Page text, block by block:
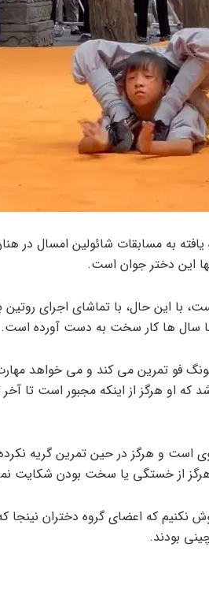
این دختر جوان است.
غیرعادی نیست، با این حال، با تماشای
با سال ها کار سخت به دست آورده است.
دختر 4 سال است که کونگ فو تمرین می کند و می
ستود و مدعی شد که او هرگز از اینکه مجبور
است و هرگز در حین تمرین گریه
نکنیم که اعضای گروه دختران